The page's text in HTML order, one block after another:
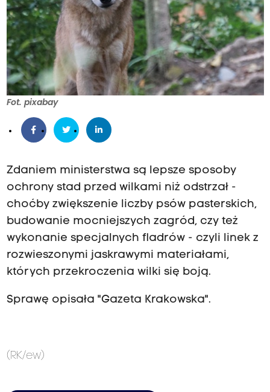
Fot. pixabay
Zdaniem ministerstwa są lepsze sposoby
ochrony stad przed wilkami niż odstrzał -
choćby zwiększenie liczby psów pasterskich,
budowanie mocniejszych zagród, czy też
wykonanie specjalnych fladrów - czyli linek z
rozwieszonymi jaskrawymi materiałami,
których przekroczenia wilki się boją.
Sprawę opisała "Gazeta Krakowska".
(RK/ew)